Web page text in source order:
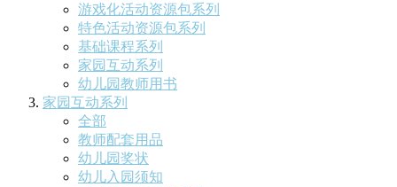
游戏化活动资源包系列
特色活动资源包系列
基础课程系列
家园互动系列
幼儿园教师用书
家园互动系列
全部
教师配套用品
幼儿园奖状
幼儿入园须知